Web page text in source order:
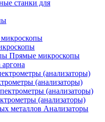
станки для
Прямые микроскопы
(анализаторы)
(анализаторы)
Анализаторы